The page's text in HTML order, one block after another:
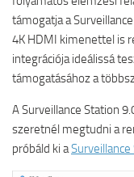
támogatja a
4K HDMI kimenettel is
integrációja ideálissá
támogatásához a
A Surveillance Station
szeretnél megtudni a
próbáld ki a